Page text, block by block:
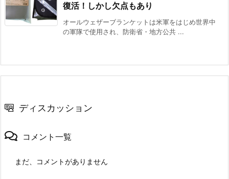
復活！しかし欠点もあり
オールウェザーブランケットは米軍をはじめ世界中
の軍隊で使⽤され、防衛省・地方公共 ...
ディスカッション
コメント一覧
まだ、コメントがありません